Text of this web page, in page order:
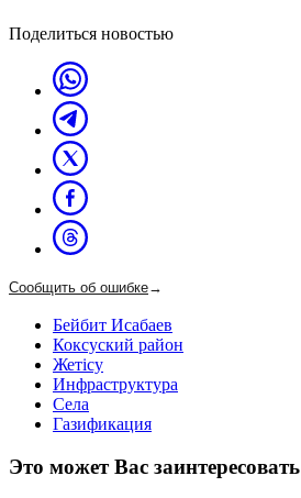
Поделиться новостью
Сообщить об ошибке→
Бейбит Исабаев
Коксуский район
Жетісу
Инфраструктура
Села
Газификация
Это может Вас заинтересовать